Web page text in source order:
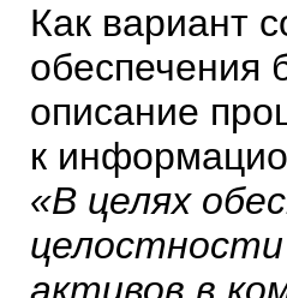
Как вариант
обеспечения
описание
к
«В целях